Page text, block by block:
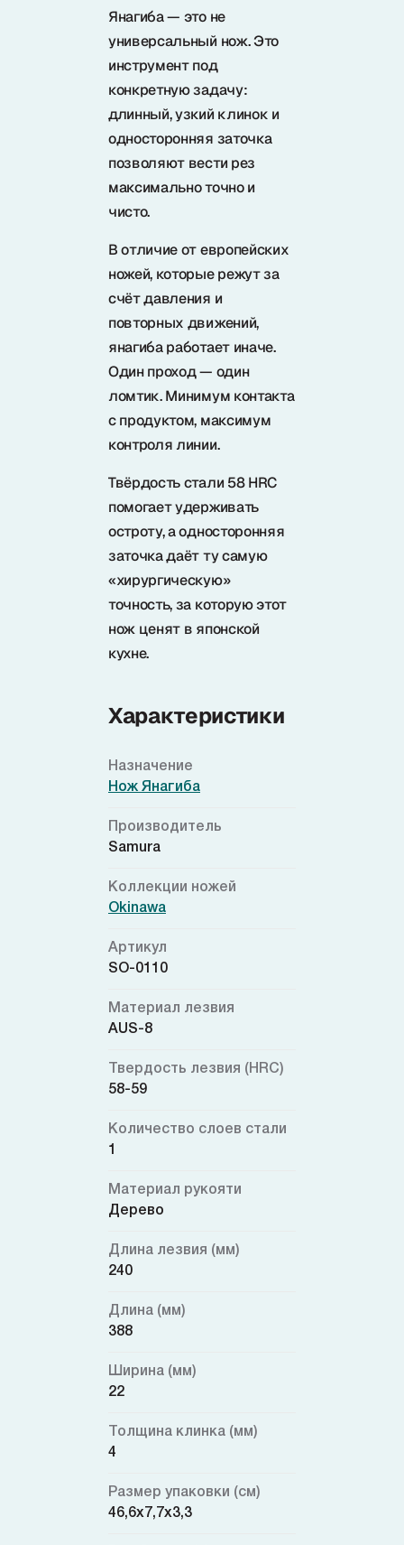
Янагиба — это не
универсальный нож. Это
инструмент под
конкретную задачу:
длинный, узкий клинок и
односторонняя заточка
позволяют вести рез
максимально точно и
чисто.
В отличие от европейских
ножей, которые режут за
счёт давления и
повторных движений,
янагиба работает иначе.
Один проход — один
ломтик. Минимум контакта
с продуктом, максимум
контроля линии.
Твёрдость стали 58 HRC
помогает удерживать
остроту, а односторонняя
заточка даёт ту самую
«хирургическую»
точность, за которую этот
нож ценят в японской
кухне.
Характеристики
Назначение
Нож Янагиба
Производитель
Samura
Коллекции ножей
Okinawa
Артикул
SO-0110
Материал лезвия
AUS-8
Твердость лезвия (HRC)
58-59
Количество слоев стали
1
Материал рукояти
Дерево
Длина лезвия (мм)
240
Длина (мм)
388
Ширина (мм)
22
Толщина клинка (мм)
4
Размер упаковки (см)
46,6x7,7x3,3